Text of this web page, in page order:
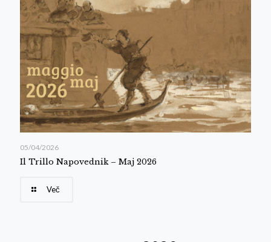
05/04/2026
Il Trillo Napovednik – Maj 2026
Več